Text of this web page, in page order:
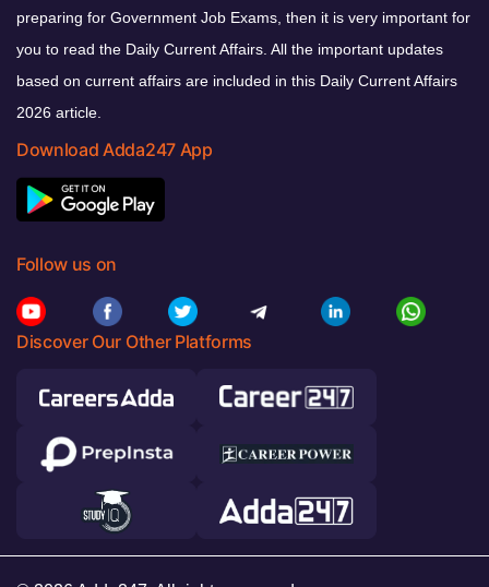
preparing for Government Job Exams, then it is very important for
you to read the Daily Current Affairs. All the important updates
based on current affairs are included in this Daily Current Affairs
2026 article.
Download Adda247 App
Follow us on
Discover Our Other Platforms